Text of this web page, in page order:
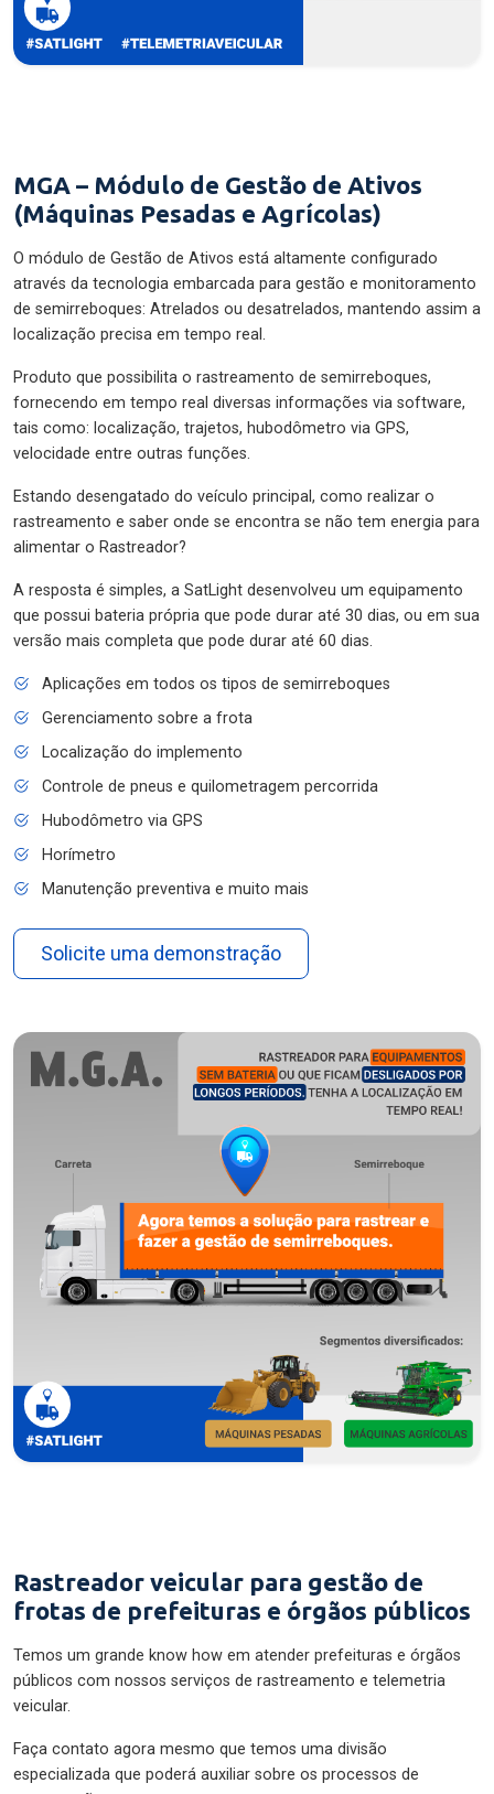
MGA – Módulo de Gestão de Ativos
(Máquinas Pesadas e Agrícolas)
O módulo de Gestão de Ativos está altamente configurado
através da tecnologia embarcada para gestão e monitoramento
de semirreboques: Atrelados ou desatrelados, mantendo assim a
localização precisa em tempo real.
Produto que possibilita o rastreamento de semirreboques,
fornecendo em tempo real diversas informações via software,
tais como: localização, trajetos, hubodômetro via GPS,
velocidade entre outras funções.
Estando desengatado do veículo principal, como realizar o
rastreamento e saber onde se encontra se não tem energia para
alimentar o Rastreador?
A resposta é simples, a SatLight desenvolveu um equipamento
que possui bateria própria que pode durar até 30 dias, ou em sua
versão mais completa que pode durar até 60 dias.
Aplicações em todos os tipos de semirreboques
Gerenciamento sobre a frota
Localização do implemento
Controle de pneus e quilometragem percorrida
Hubodômetro via GPS
Horímetro
Manutenção preventiva e muito mais
Solicite uma demonstração
Rastreador veicular para gestão de
frotas de prefeituras e órgãos públicos
Temos um grande know how em atender prefeituras e órgãos
públicos com nossos serviços de rastreamento e telemetria
veicular.
Faça contato agora mesmo que temos uma divisão
especializada que poderá auxiliar sobre os processos de